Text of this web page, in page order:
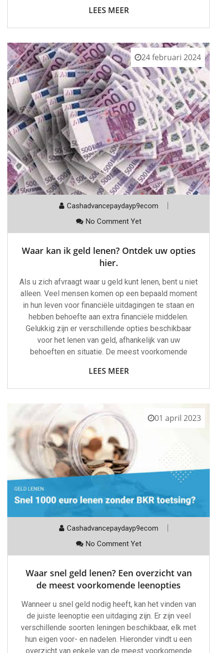
LEES MEER
24 februari 2024
Cashadvancepaydayp9ecom
No Comment Yet
Waar kan ik geld lenen? Ontdek uw opties
hier.
Als u zich afvraagt waar u geld kunt lenen, bent u niet
alleen. Veel mensen komen op een bepaald moment
in hun leven voor financiële uitdagingen te staan en
hebben behoefte aan extra financiële middelen.
Gelukkig zijn er verschillende opties beschikbaar
voor het lenen van geld, afhankelijk van uw
behoeften en situatie. De meest voorkomende
LEES MEER
01 april 2023
Cashadvancepaydayp9ecom
No Comment Yet
Waar snel geld lenen? Een overzicht van
de meest voorkomende leenopties
Wanneer u snel geld nodig heeft, kan het vinden van
de juiste leenoptie een uitdaging zijn. Er zijn veel
verschillende soorten leningen beschikbaar, elk met
hun eigen voor- en nadelen. Hieronder vindt u een
overzicht van enkele van de meest voorkomende